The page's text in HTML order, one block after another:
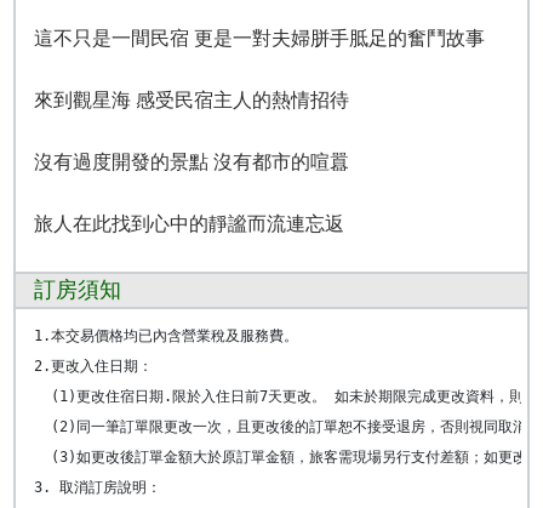
這不只是一間民宿 更是一對夫婦胼手胝足的奮鬥故事
來到觀星海 感受民宿主人的熱情招待
沒有過度開發的景點 沒有都市的喧囂
旅人在此找到心中的靜謐而流連忘返
訂房須知
1.本交易價格均已內含營業稅及服務費。
2.更改入住日期：
(1)更改住宿日期.限於入住日前7天更改。 如未於期限完成更改資料，則
(2)同一筆訂單限更改一次，且更改後的訂單恕不接受退房，否則視同取消
(3)如更改後訂單金額大於原訂單金額，旅客需現場另行支付差額；如更改
3. 取消訂房說明：